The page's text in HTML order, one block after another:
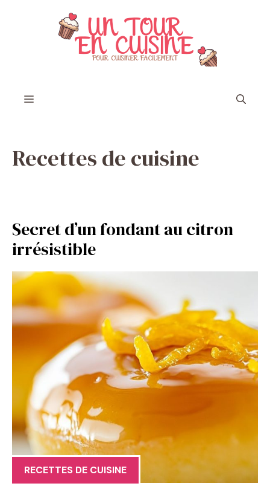
Menu
Recettes de cuisine
Secret d’un fondant au citron
irrésistible
RECETTES DE CUISINE